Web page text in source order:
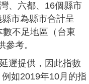
、六都、16個縣市
縣市為縣市合計呈
不足地區（台東
考。
遲提供，因此指數
如2019年10月的指